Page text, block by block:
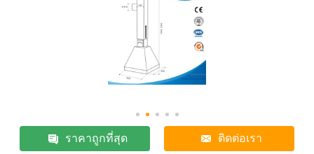
ราคาถูกที่สุด ติดต่อเรา